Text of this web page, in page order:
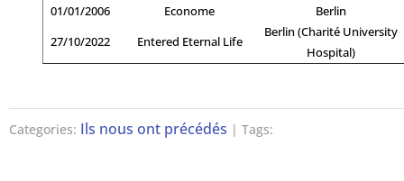
01/01/2006
Econome
Berlin
27/10/2022
Entered Eternal Life
Berlin (Charité University
Hospital)
Categories: Ils nous ont précédés | Tags: